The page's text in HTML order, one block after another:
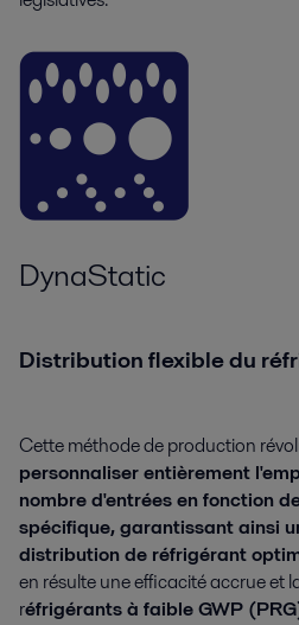
DynaStatic
Distribution flexible du
Cette méthode de production
personnaliser entièrement
nombre d'entrées en fonction
spécifique, garantissant ainsi
distribution de réfrigérant
en résulte une efficacité accrue et
réfrigérants à faible GWP